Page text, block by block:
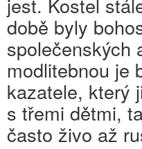
době byly
společenských
modlitebnou je
kazatele, který
s třemi dětmi,
často živo až